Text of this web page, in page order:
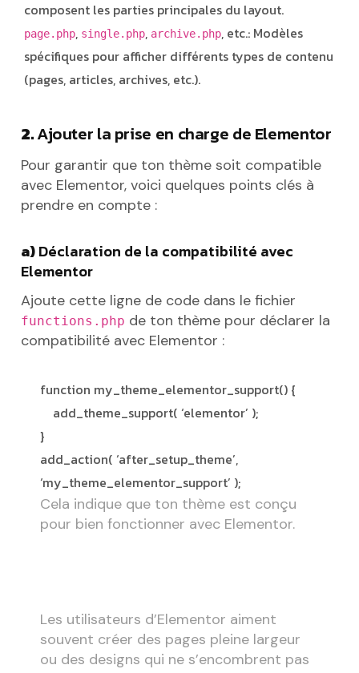
composent les parties principales du layout.
page.php, single.php, archive.php, etc.: Modèles
spécifiques pour afficher différents types de contenu
(pages, articles, archives, etc.).
2.Ajouter la prise en charge de Elementor
Pour garantir que ton thème soit compatible
avec Elementor, voici quelques points clés à
prendre en compte :
a)Déclaration de la compatibilité avec
Elementor
Ajoute cette ligne de code dans le fichier
functions.php de ton thème pour déclarer la
compatibilité avec Elementor :
function my_theme_elementor_support() {
add_theme_support( ‘elementor’ );
}
add_action( ‘after_setup_theme’,
‘my_theme_elementor_support’ );
Cela indique que ton thème est conçu
pour bien fonctionner avec Elementor.
Les utilisateurs d’Elementor aiment
souvent créer des pages pleine largeur
ou des designs qui ne s’encombrent pas